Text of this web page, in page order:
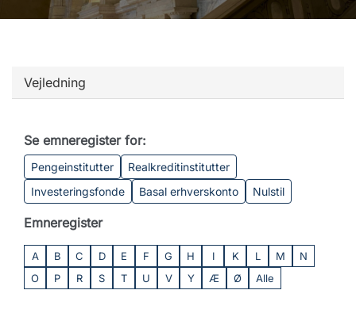
Vejledning
Se emneregister for:
Pengeinstitutter
Realkreditinstitutter
Investeringsfonde
Basal erhverskonto Nulstil
Emneregister
A B C D E F G H I K L M
N
O
P R S T U V Y Æ Ø Alle